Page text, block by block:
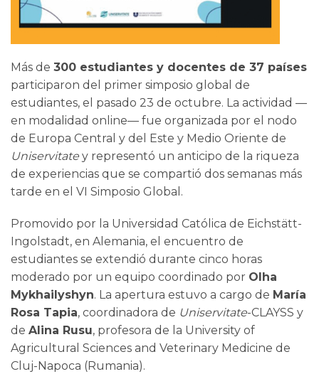
Más de 300 estudiantes y docentes de 37 países
participaron del primer simposio global de
estudiantes, el pasado 23 de octubre. La actividad —
en modalidad online— fue organizada por el nodo
de Europa Central y del Este y Medio Oriente de
Uniservitate y representó un anticipo de la riqueza
de experiencias que se compartió dos semanas más
tarde en el VI Simposio Global.
Promovido por la Universidad Católica de Eichstätt-
Ingolstadt, en Alemania, el encuentro de
estudiantes se extendió durante cinco horas
moderado por un equipo coordinado por Olha
Mykhailyshyn. La apertura estuvo a cargo de María
Rosa Tapia, coordinadora de Uniservitate-CLAYSS y
de Alina Rusu, profesora de la University of
Agricultural Sciences and Veterinary Medicine de
Cluj-Napoca (Rumania).